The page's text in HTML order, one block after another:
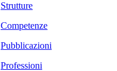
Strutture
Competenze
Pubblicazioni
Professioni